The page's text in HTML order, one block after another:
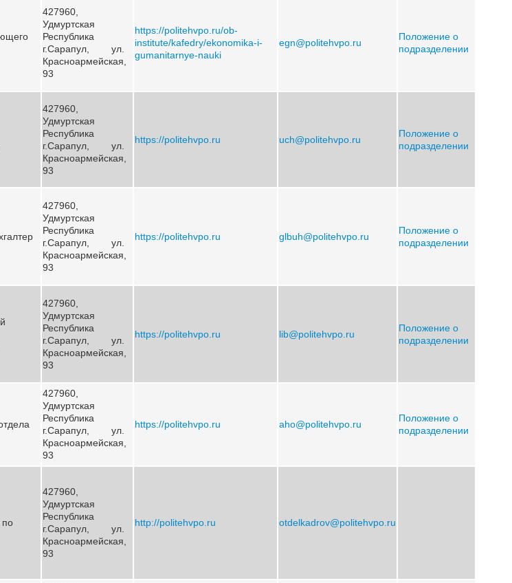
427960,
Удмуртская
Республика
г.Сарапул, ул.
Красноармейская,
93
https://politehvpo.ru/ob-
institute/kafedry/ekonomika-i-
gumanitarnye-nauki
egn@politehvpo.ru
Положение о
подразделении
427960,
Удмуртская
Республика
г.Сарапул, ул.
Красноармейская,
93
https://politehvpo.ru uch@politehvpo.ru
Положение о
подразделении
427960,
Удмуртская
Республика
г.Сарапул, ул.
Красноармейская,
93
https://politehvpo.ru glbuh@politehvpo.ru
Положение о
подразделении
427960,
Удмуртская
Республика
г.Сарапул, ул.
Красноармейская,
93
https://politehvpo.ru lib@politehvpo.ru
Положение о
подразделении
427960,
Удмуртская
Республика
г.Сарапул, ул.
Красноармейская,
93
https://politehvpo.ru aho@politehvpo.ru
Положение о
подразделении
по
427960,
Удмуртская
Республика
г.Сарапул, ул.
Красноармейская,
93
http://politehvpo.ru otdelkadrov@politehvpo.ru